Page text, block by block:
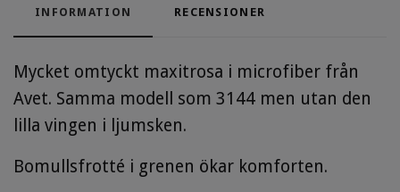
INFORMATION RECENSIONER
Mycket omtyckt maxitrosa i microfiber från
Avet. Samma modell som 3144 men utan den
lilla vingen i ljumsken.
Bomullsfrotté i grenen ökar komforten.